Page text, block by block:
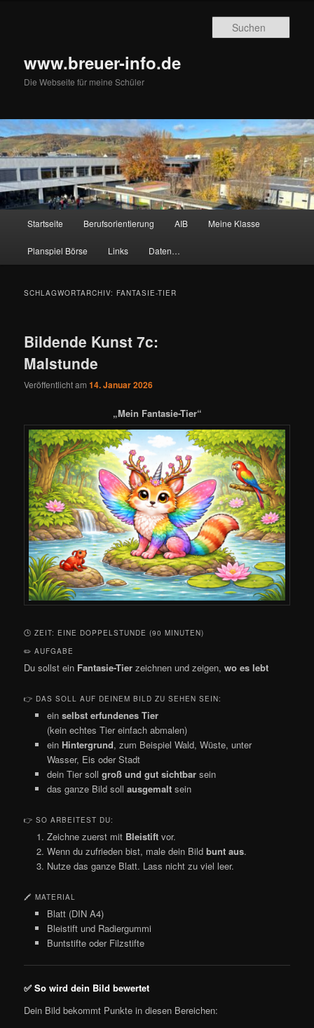
www.breuer-info.de
Die Webseite für meine Schüler
Startseite Berufsorientierung AIB Meine Klasse
Planspiel Börse Links Daten…
SCHLAGWORTARCHIV: FANTASIE-TIER
Bildende Kunst 7c:
Malstunde
Veröffentlicht am14. Januar 2026
„Mein Fantasie-Tier“
🕒 ZEIT: EINE DOPPELSTUNDE (90 MINUTEN)
✏️ AUFGABE
Du sollst ein Fantasie-Tier zeichnen und zeigen,wo es lebt
👉 DAS SOLL AUF DEINEM BILD ZU SEHEN SEIN:
ein selbst erfundenes Tier
(kein echtes Tier einfach abmalen)
ein Hintergrund, zum Beispiel Wald, Wüste, unter
Wasser, Eis oder Stadt
dein Tier soll groß und gut sichtbarsein
das ganze Bild soll ausgemaltsein
👉 SO ARBEITEST DU:
Zeichne zuerst mit Bleistiftvor.
Wenn du zufrieden bist, male dein Bild bunt aus.
Nutze das ganze Blatt. Lass nicht zu viel leer.
🖍 MATERIAL
Blatt (DIN A4)
Bleistift und Radiergummi
Buntstifte oder Filzstifte
✅ So wird dein Bild bewertet
Dein Bild bekommt Punkte in diesen Bereichen: